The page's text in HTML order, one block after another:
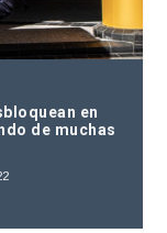
en
de muchas